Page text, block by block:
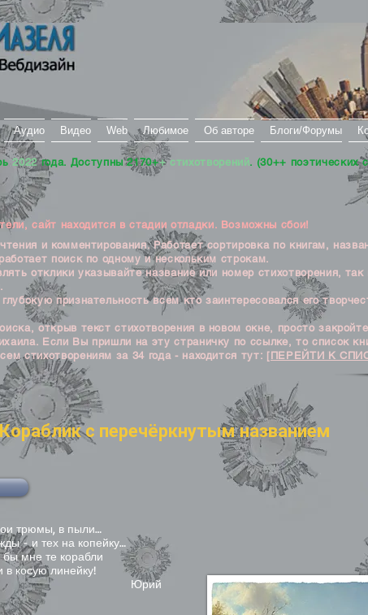
Аудио Видео Web Любимое Об авторе Блоги/Форумы
2022года. Доступны 2170++ стихотворений. (30++ поэтических
сайт находится в стадии отладки. Возможны сбои!
и комментирования. Работает сортировка по книгам,
поиск по одному и нескольким строкам.
отклики указывайте название или номер стихотворения,
признательность всем кто заинтересовался его
открыв текст стихотворения в новом окне, просто
Если Вы пришли на эту страничку по ссылке, то список
стихотворениям за 34 года - находится тут: [ПЕРЕЙТИ К
с перечёркнутым названием
трюмы, в пыли…
- и тех на копейку…
бы мне те корабли
в косую линейку!